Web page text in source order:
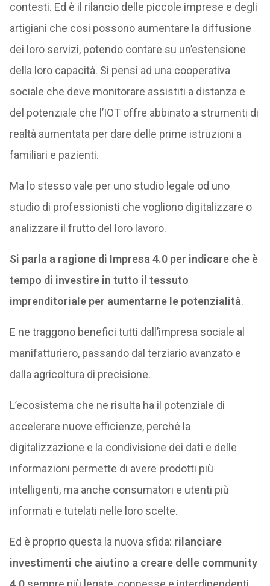
contesti. Ed è il rilancio delle piccole imprese e degli
artigiani che cosi possono aumentare la diffusione
dei loro servizi, potendo contare su un’estensione
della loro capacità. Si pensi ad una cooperativa
sociale che deve monitorare assistiti a distanza e
del potenziale che l’IOT offre abbinato a strumenti di
realtà aumentata per dare delle prime istruzioni a
familiari e pazienti.
Ma lo stesso vale per uno studio legale od uno
studio di professionisti che vogliono digitalizzare o
analizzare il frutto del loro lavoro.
Si parla a ragione di Impresa 4.0 per indicare che è
tempo di investire in tutto il tessuto
imprenditoriale per aumentarne le potenzialità.
E ne traggono benefici tutti dall’impresa sociale al
manifatturiero, passando dal terziario avanzato e
dalla agricoltura di precisione.
L’ecosistema che ne risulta ha il potenziale di
accelerare nuove efficienze, perché la
digitalizzazione e la condivisione dei dati e delle
informazioni permette di avere prodotti più
intelligenti, ma anche consumatori e utenti più
informati e tutelati nelle loro scelte.
Ed è proprio questa la nuova sfida: rilanciare
investimenti che aiutino a creare delle community